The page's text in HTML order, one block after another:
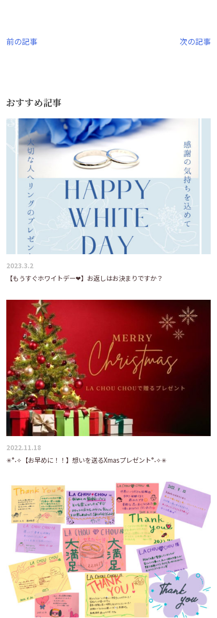
投
ビ
ー
シ
前の記事 次の記事
おすすめ記事
2023.3.2
【もうすぐホワイトデー❤】お返しはお決まりですか？
2022.11.18
✳°˖✧【お早めに！！】想いを送るXmasプレゼント°˖✧✳